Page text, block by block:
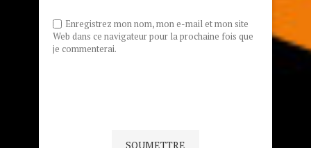
Enregistrez mon nom, mon e-mail et mon site
Web dans ce navigateur pour la prochaine fois que
je commenterai.